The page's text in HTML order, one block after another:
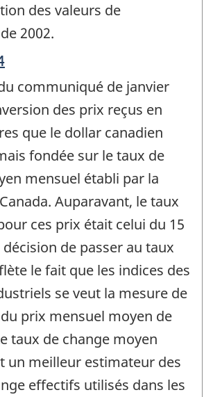
des valeurs de
2002.
communiqué de janvier
des prix reçus en
que le dollar canadien
fondée sur le taux de
mensuel établi par la
Auparavant, le taux
ces prix était celui du 15
de passer au taux
le fait que les indices des
se veut la mesure de
prix mensuel moyen de
taux de change moyen
un meilleur estimateur des
effectifs utilisés dans les